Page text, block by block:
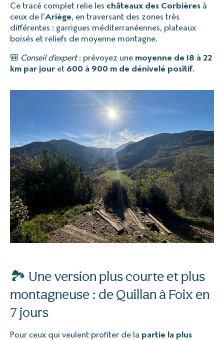
Ce tracé complet relie les châteaux des Corbières à
ceux de l'Ariège, en traversant des zones très
différentes : garrigues méditerranéennes, plateaux
boisés et reliefs de moyenne montagne.
🎒 Conseil d’expert: prévoyez une moyenne de 18 à 22
km par jour et 600 à 900 m de dénivelé positif.
🏞️ Une version plus courte et plus
montagneuse : de Quillan à Foix en
7 jours
Pour ceux qui veulent profiter de la partie la plus